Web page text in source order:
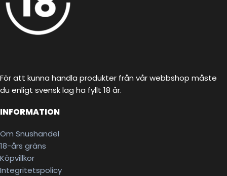
För att kunna handla produkter från vår webbshop måste
du enligt svensk lag ha fyllt 18 år.
INFORMATION
Om Snushandel
18-års gräns
Köpvillkor
Integritetspolicy